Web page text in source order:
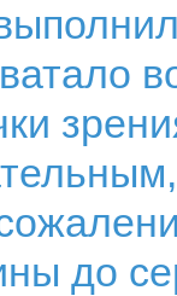
до